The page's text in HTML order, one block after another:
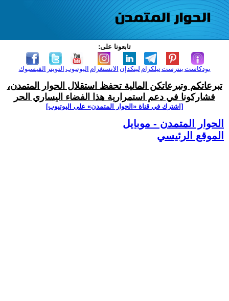
تابعونا على:
الفيسبوك التويتر اليوتيوب الانستغرام لينكدإن تيلكرامبنترست بودكاست
تبرعاتكم وتبرعاتكن المالية تحفظ استقلال الحوار المتمدن،
فشاركونا في دعم استمرارية هذا الفضاء اليساري الحر
[اشترك في قناة ‫«الحوار المتمدن» على اليوتيوب]
الحوار المتمدن - موبايل
الموقع الرئيسي